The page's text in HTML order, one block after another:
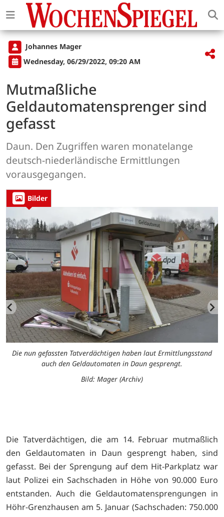
Johannes Mager
Wednesday, 06/29/2022, 09:20 AM
Mutmaßliche
Geldautomatensprenger sind
gefasst
Daun. Den Zugriffen waren monatelange
deutsch-niederländische Ermittlungen
vorausgegangen.
Bilder
Die nun gefassten Tatverdächtigen haben laut Ermittlungsstand
auch den Geldautomaten in Daun gesprengt.
Bild: Mager (Archiv)
Die Tatverdächtigen, die am 14. Februar mutmaßlich
den Geldautomaten in Daun gesprengt haben, sind
gefasst. Bei der Sprengung auf dem Hit-Parkplatz war
laut Polizei ein Sachschaden in Höhe von 90.000 Euro
entstanden. Auch die Geldautomatensprengungen in
Höhr-Grenzhausen am 5. Januar (Sachschaden: 750.000